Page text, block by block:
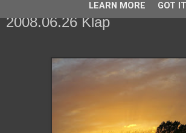
2008.06.26 Klap
LEARN MORE GOT IT